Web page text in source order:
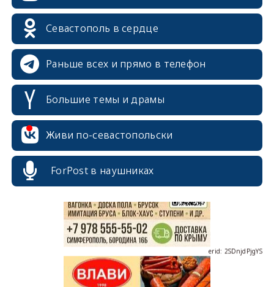
Севастополь в сердце
Раньше всех и прямо в телефон
Большие темы и драмы
Живи по-севастопольски
ForPost в наушниках
erid: 2SDnjcrDNw6